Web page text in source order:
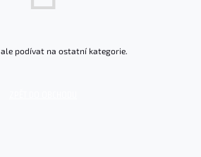
ale podívat na ostatní kategorie.